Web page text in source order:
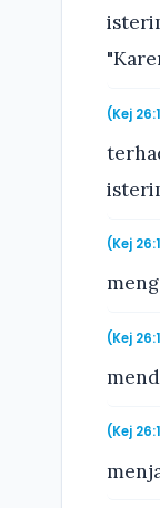
(Kej
(Kej
(Kej
(Kej